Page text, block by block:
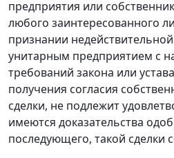
предприятия или
любого заинтересованного
признании
унитарным предприятием с
требований закона или
получения согласия
сделки, не подлежит
имеются доказательства
последующего, такой сделки